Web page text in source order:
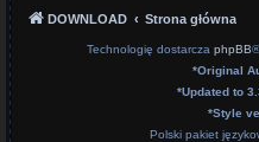
DOWNLOAD Strona główna
Technologię dostarcza phpBB
*Original
*Updated to
*Style
Polski pakiet